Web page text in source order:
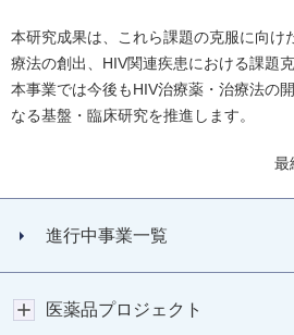
本研究成果は、これら課題の克服に向け
療法の創出、HIV関連疾患における課題
本事業では今後もHIV治療薬・治療法の
なる基盤・臨床研究を推進します。
最
進行中事業一覧
医薬品プロジェクト